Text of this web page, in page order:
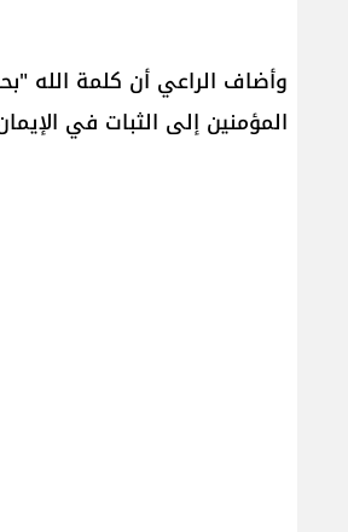
وأضاف الراعي أن كلمة الله
المؤمنين إلى الثبات في